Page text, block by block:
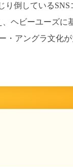
り倒している
ヘビーユーズ
・アングラ文化